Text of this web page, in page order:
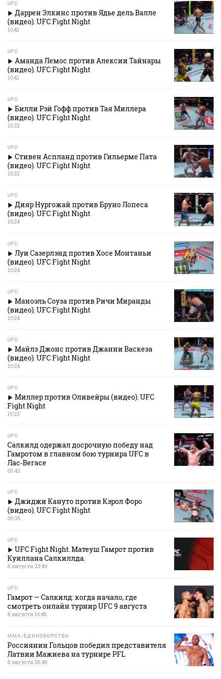
UFC
Даррен Элкинс против Ядье дель Валле
(видео). UFC Fight Night
10:41
UFC
Аманда Лемос против Алексии Тайнары
(видео). UFC Fight Night
10:41
UFC
Билли Рэй Гофф против Тая Миллера
(видео). UFC Fight Night
10:32
UFC
Стивен Аспланд против Гильерме Пата
(видео). UFC Fight Night
10:32
UFC
Дияр Нургожай против Бруно Лопеса
(видео). UFC Fight Night
10:24
UFC
Луи Сазерлэнд против Хосе Монтаньи
(видео). UFC Fight Night
10:24
UFC
Маноэль Соуза против Ричи Миранды
(видео). UFC Fight Night
10:24
UFC
Майлз Джонс против Джанни Васкеза
(видео). UFC Fight Night
10:24
UFC
Миллер против Оливейры (видео). UFC
Fight Night
10:23
UFC
Салкилд одержал досрочную победу над
Гамротом в главном бою турнира UFC в
Лас‑Вегасе
05:43
UFC
Джиджи Кануто против Кэрол Форо
(видео). UFC Fight Night
00:36
UFC
UFC Fight Night. Матеуш Гамрот против
Куиллана Салкиллда.
8 августа 23:49
UFC
Гамрот — Салкилд: когда начало, где
смотреть онлайн турнир UFC 9 августа
8 августа 16:45
MMA/ЕДИНОБОРСТВА
Россиянин Гольцов победил представителя
Латвии Мажиева на турнире PFL
8 августа 05:48